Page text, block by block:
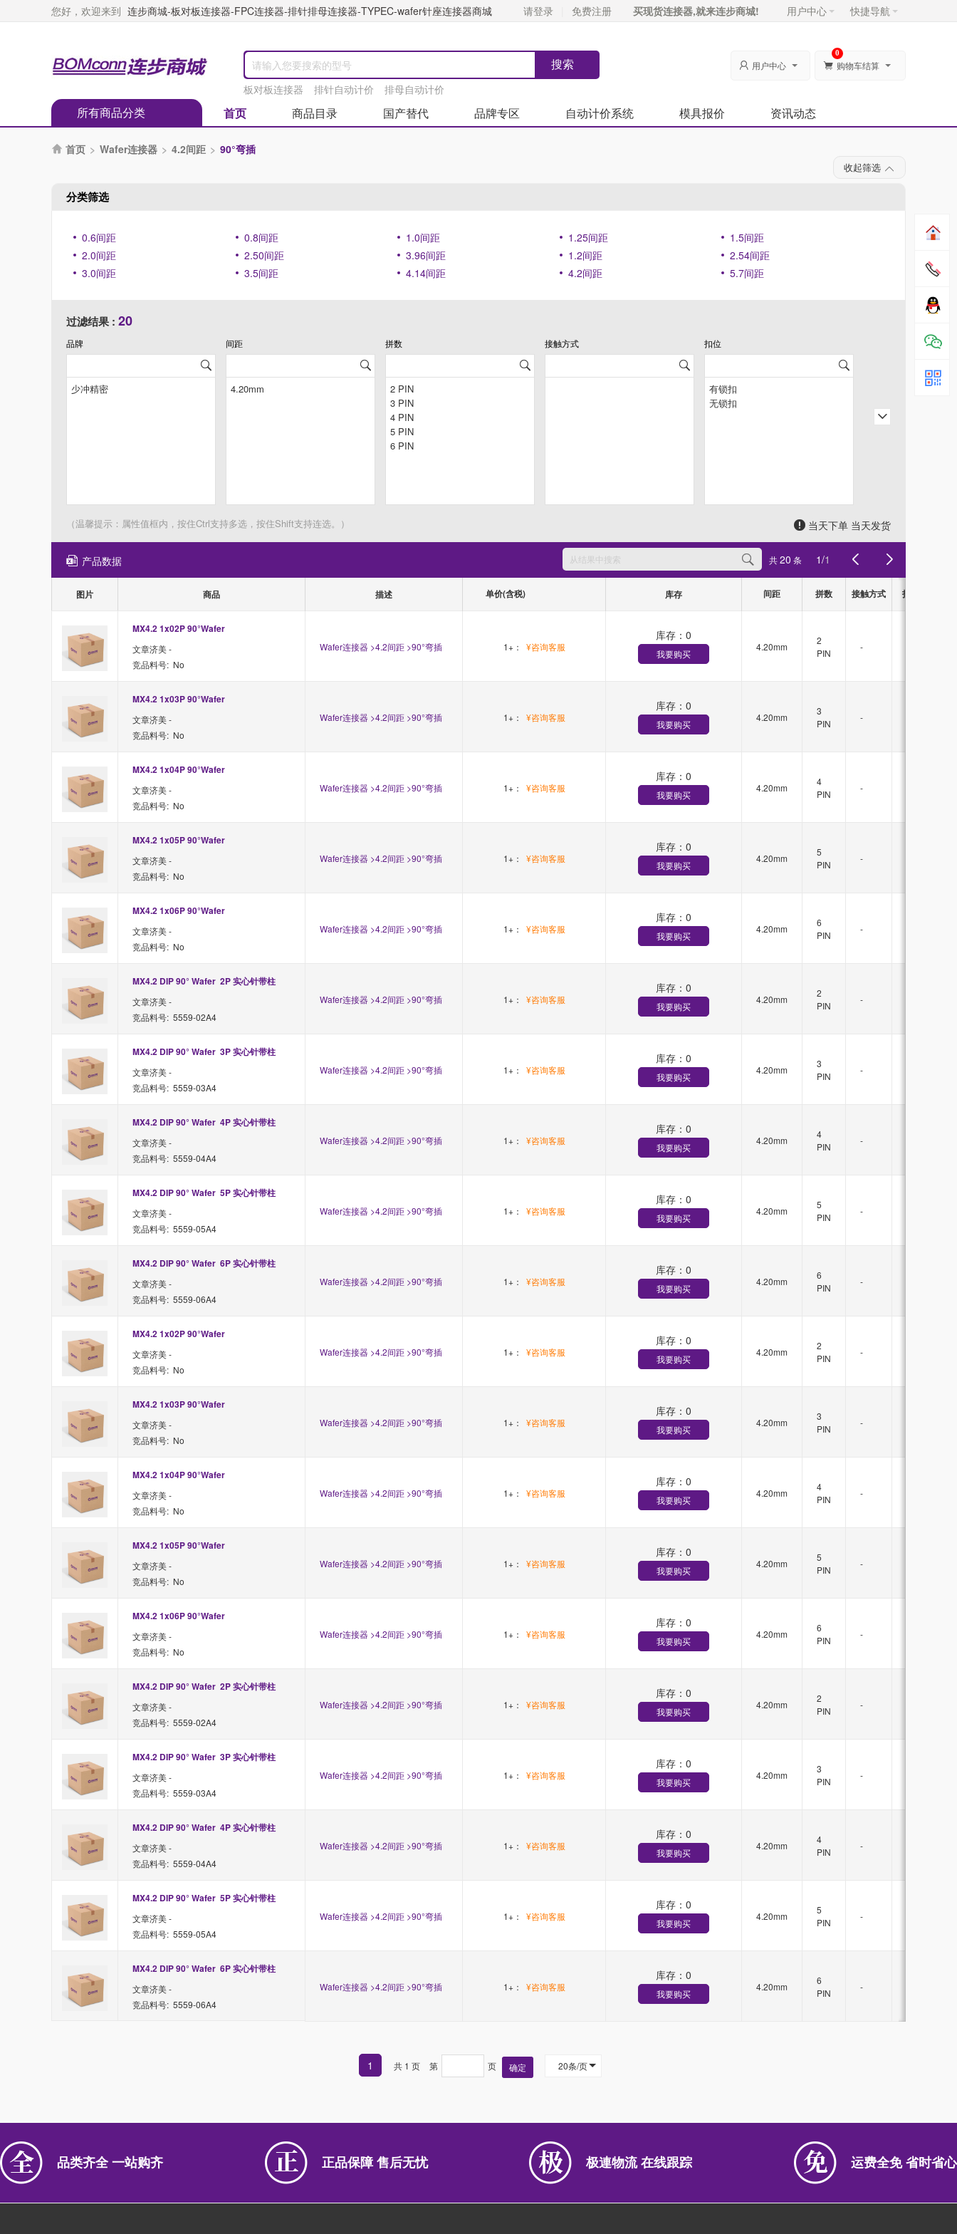
您好，欢迎来到 连步商城-板对板连接器-FPC连接器-排针排母连接器-TYPEC-wafer针座连接器商城 请登录 免费注册 买现货连接器,就来连步商城! 用户中心 快捷导航
板对板连接器 排针自动计价 排母自动计价
 用户中心  购物车结算
0
所有商品分类 首页 商品目录 国产替代 品牌专区 自动计价系统 模具报价 资讯动态
 首页 > Wafer连接器 > 4.2间距 > 90°弯插
收起筛选
分类筛选
0.6间距 0.8间距 1.0间距 1.25间距
1.5间距
2.0间距
2.50间距 3.96间距 1.2间距
2.54间距
3.0间距
3.5间距 4.14间距 4.2间距 5.7间距
过滤结果 : 20
品牌 间距 拼数 接触方式 扣位
（温馨提示：属性值框内，按住Ctrl支持多选，按住Shift支持连选。） 当天下单 当天发货
产品数据 共20 条 1/1
图片 商品 描述 单价(含税) 库存 间距 拼数 接触方式 扣位
MX4.2 1x02P 90°Wafer
文章济美 -
竞品料号: No
Wafer连接器 >4.2间距 >90°弯插 1+： ¥咨询客服
库存： 0
我要购买
4.20mm
2
PIN
-
MX4.2 1x03P 90°Wafer
文章济美 -
竞品料号: No
Wafer连接器 >4.2间距 >90°弯插 1+： ¥咨询客服
库存： 0
我要购买
4.20mm
3
PIN
-
MX4.2 1x04P 90°Wafer
文章济美 -
竞品料号: No
Wafer连接器 >4.2间距 >90°弯插 1+： ¥咨询客服
库存： 0
我要购买
4.20mm
4
PIN
-
MX4.2 1x05P 90°Wafer
文章济美 -
竞品料号: No
Wafer连接器 >4.2间距 >90°弯插 1+： ¥咨询客服
库存： 0
我要购买
4.20mm
5
PIN
-
MX4.2 1x06P 90°Wafer
文章济美 -
竞品料号: No
Wafer连接器 >4.2间距 >90°弯插 1+： ¥咨询客服
库存： 0
我要购买
4.20mm
6
PIN
-
MX4.2 DIP 90° Wafer  2P 实心针带柱
文章济美 -
竞品料号: 5559-02A4
Wafer连接器 >4.2间距 >90°弯插 1+： ¥咨询客服
库存： 0
我要购买
4.20mm
2
PIN
-
MX4.2 DIP 90° Wafer  3P 实心针带柱
文章济美 -
竞品料号: 5559-03A4
Wafer连接器 >4.2间距 >90°弯插 1+： ¥咨询客服
库存： 0
我要购买
4.20mm
3
PIN
-
MX4.2 DIP 90° Wafer  4P 实心针带柱
文章济美 -
竞品料号: 5559-04A4
Wafer连接器 >4.2间距 >90°弯插 1+： ¥咨询客服
库存： 0
我要购买
4.20mm
4
PIN
-
MX4.2 DIP 90° Wafer  5P 实心针带柱
文章济美 -
竞品料号: 5559-05A4
Wafer连接器 >4.2间距 >90°弯插 1+： ¥咨询客服
库存： 0
我要购买
4.20mm
5
PIN
-
MX4.2 DIP 90° Wafer  6P 实心针带柱
文章济美 -
竞品料号: 5559-06A4
Wafer连接器 >4.2间距 >90°弯插 1+： ¥咨询客服
库存： 0
我要购买
4.20mm
6
PIN
-
MX4.2 1x02P 90°Wafer
文章济美 -
竞品料号: No
Wafer连接器 >4.2间距 >90°弯插 1+： ¥咨询客服
库存： 0
我要购买
4.20mm
2
PIN
-
MX4.2 1x03P 90°Wafer
文章济美 -
竞品料号: No
Wafer连接器 >4.2间距 >90°弯插 1+： ¥咨询客服
库存： 0
我要购买
4.20mm
3
PIN
-
MX4.2 1x04P 90°Wafer
文章济美 -
竞品料号: No
Wafer连接器 >4.2间距 >90°弯插 1+： ¥咨询客服
库存： 0
我要购买
4.20mm
4
PIN
-
MX4.2 1x05P 90°Wafer
文章济美 -
竞品料号: No
Wafer连接器 >4.2间距 >90°弯插 1+： ¥咨询客服
库存： 0
我要购买
4.20mm
5
PIN
-
MX4.2 1x06P 90°Wafer
文章济美 -
竞品料号: No
Wafer连接器 >4.2间距 >90°弯插 1+： ¥咨询客服
库存： 0
我要购买
4.20mm
6
PIN
-
MX4.2 DIP 90° Wafer  2P 实心针带柱
文章济美 -
竞品料号: 5559-02A4
Wafer连接器 >4.2间距 >90°弯插 1+： ¥咨询客服
库存： 0
我要购买
4.20mm
2
PIN
-
MX4.2 DIP 90° Wafer  3P 实心针带柱
文章济美 -
竞品料号: 5559-03A4
Wafer连接器 >4.2间距 >90°弯插 1+： ¥咨询客服
库存： 0
我要购买
4.20mm
3
PIN
-
MX4.2 DIP 90° Wafer  4P 实心针带柱
文章济美 -
竞品料号: 5559-04A4
Wafer连接器 >4.2间距 >90°弯插 1+： ¥咨询客服
库存： 0
我要购买
4.20mm
4
PIN
-
MX4.2 DIP 90° Wafer  5P 实心针带柱
文章济美 -
竞品料号: 5559-05A4
Wafer连接器 >4.2间距 >90°弯插 1+： ¥咨询客服
库存： 0
我要购买
4.20mm
5
PIN
-
MX4.2 DIP 90° Wafer  6P 实心针带柱
文章济美 -
竞品料号: 5559-06A4
Wafer连接器 >4.2间距 >90°弯插 1+： ¥咨询客服
库存： 0
我要购买
4.20mm
6
PIN
-
1 共 1 页 第 页 确定 20条/页
品类齐全 一站购齐 正品保障 售后无忧 极連物流 在线跟踪 运费全免 省时省心